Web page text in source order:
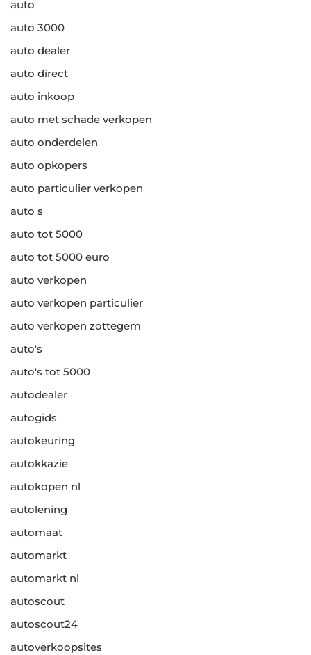
auto
auto 3000
auto dealer
auto direct
auto inkoop
auto met schade verkopen
auto onderdelen
auto opkopers
auto particulier verkopen
auto s
auto tot 5000
auto tot 5000 euro
auto verkopen
auto verkopen particulier
auto verkopen zottegem
auto's
auto's tot 5000
autodealer
autogids
autokeuring
autokkazie
autokopen nl
autolening
automaat
automarkt
automarkt nl
autoscout
autoscout24
autoverkoopsites